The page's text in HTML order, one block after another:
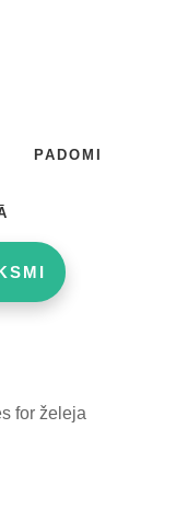
PADOMI
for želeja